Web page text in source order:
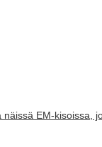
EM-kisoissa,